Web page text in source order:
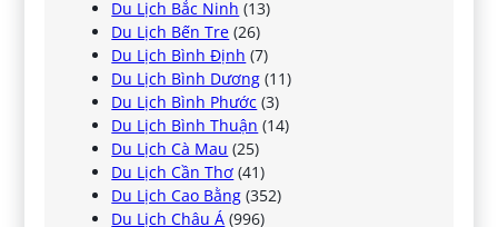
Du Lịch Bắc Ninh (13)
Du Lịch Bến Tre (26)
Du Lịch Bình Định (7)
Du Lịch Bình Dương (11)
Du Lịch Bình Phước (3)
Du Lịch Bình Thuận (14)
Du Lịch Cà Mau (25)
Du Lịch Cần Thơ (41)
Du Lịch Cao Bằng (352)
Du Lịch Châu Á (996)